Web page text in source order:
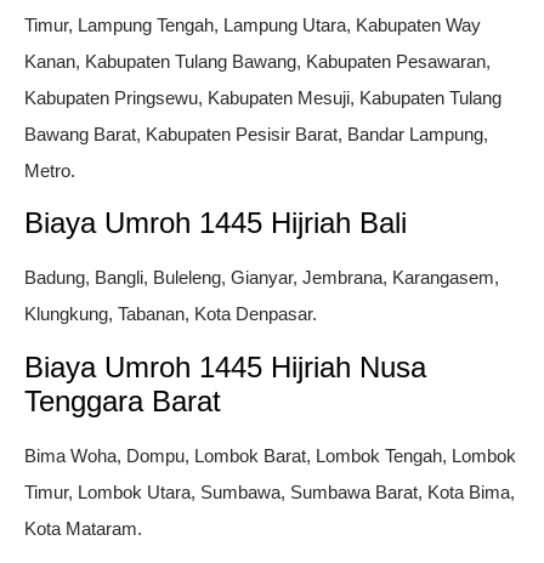
Timur, Lampung Tengah, Lampung Utara, Kabupaten Way
Kanan, Kabupaten Tulang Bawang, Kabupaten Pesawaran,
Kabupaten Pringsewu, Kabupaten Mesuji, Kabupaten Tulang
Bawang Barat, Kabupaten Pesisir Barat, Bandar Lampung,
Metro.
Biaya Umroh 1445 Hijriah Bali
Badung, Bangli, Buleleng, Gianyar, Jembrana, Karangasem,
Klungkung, Tabanan, Kota Denpasar.
Biaya Umroh 1445 Hijriah Nusa
Tenggara Barat
Bima Woha, Dompu, Lombok Barat, Lombok Tengah, Lombok
Timur, Lombok Utara, Sumbawa, Sumbawa Barat, Kota Bima,
Kota Mataram.